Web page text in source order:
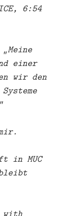
6:54
einer
wir den
in MUC